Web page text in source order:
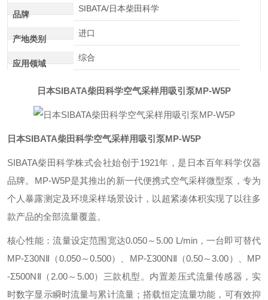
品牌
SIBATA/日本柴田科学
产地类别
进口
应用领域
综合
日本SIBATA柴田科学空气采样用吸引泵MP-W5P
日本SIBATA柴田科学空气采样用吸引泵MP-W5P
SIBATA柴田科学株式会社始创于1921年，是日本百年科学仪器
品牌。MP-W5P是其推出的新一代便携式空气采样微型泵，专为
个人暴露测定及环境采样场景设计，以超紧凑体积实现了以往多
款产品的全部流量覆盖。
‌核心性能‌：流量设定范围宽达0.050～5.00 L/min，一台即可替代
MP-Σ30NⅡ（0.050～0.500）、MP-Σ300NⅡ（0.50～3.00）、MP
-Σ500NⅡ（2.00～5.00）三款机型。内置差压式流量传感器，实
时数字显示瞬时流量与累计流量；搭载恒定流量功能，可有效抑